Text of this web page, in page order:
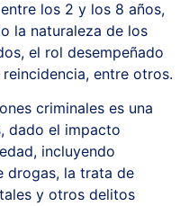
los 2 y los 8 años,
la naturaleza de los
el rol desempeñado
entre otros.
criminales es una
dado el impacto
incluyendo
drogas, la trata de
y otros delitos